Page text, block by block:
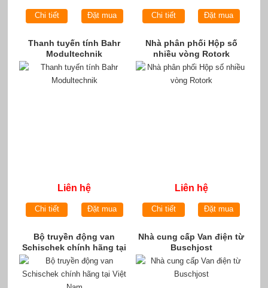
Chi tiết Đặt mua Chi tiết Đặt mua
Thanh tuyến tính Bahr
Modultechnik
Liên hệ
Chi tiết Đặt mua
Nhà phân phối Hộp số
nhiều vòng Rotork
Liên hệ
Chi tiết Đặt mua
Bộ truyền động van
Schischek chính hãng tại
Việt Nam
Nhà cung cấp Van điện từ
Buschjost